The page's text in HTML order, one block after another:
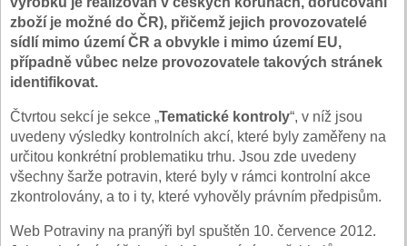
zboží je možné do ČR), přičemž jejich provozovatelé
sídlí mimo území ČR a obvykle i mimo území EU,
případně vůbec nelze provozovatele takových stránek
identifikovat.
Čtvrtou sekcí je sekce „Tematické kontroly“, v níž jsou
uvedeny výsledky kontrolních akcí, které byly zaměřeny na
určitou konkrétní problematiku trhu. Jsou zde uvedeny
všechny šarže potravin, které byly v rámci kontrolní akce
zkontrolovány, a to i ty, které vyhověly právním předpisům.
Web Potraviny na pranýři byl spuštěn 10. července 2012.